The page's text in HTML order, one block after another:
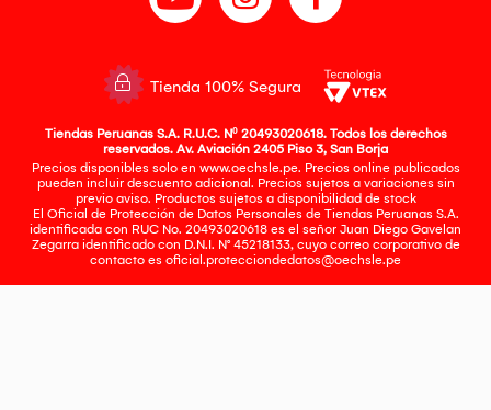
Tienda 100% Segura
Tiendas Peruanas S.A. R.U.C. Nº 20493020618. Todos los derechos
reservados. Av. Aviación 2405 Piso 3, San Borja
Precios disponibles solo en www.oechsle.pe. Precios online publicados
pueden incluir descuento adicional. Precios sujetos a variaciones sin
previo aviso. Productos sujetos a disponibilidad de stock
El Oficial de Protección de Datos Personales de Tiendas Peruanas S.A.
identificada con RUC No. 20493020618 es el señor Juan Diego Gavelan
Zegarra identificado con D.N.I. N° 45218133, cuyo correo corporativo de
contacto es oficial.protecciondedatos@oechsle.pe